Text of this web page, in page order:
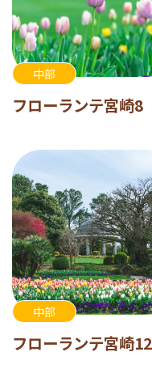
中部
フローランテ宮崎8
中部
フローランテ宮崎12